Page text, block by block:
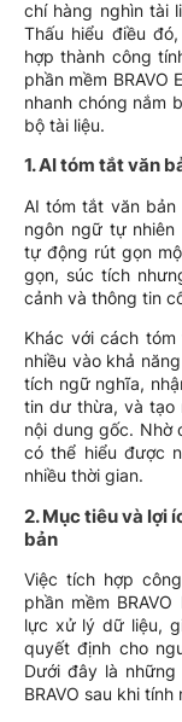
chí hàng nghìn tài
Thấu hiểu điều
hợp thành công
phần mềm BRAVO
nhanh chóng nắm
bộ tài liệu.
1. AI tóm tắt văn
AI tóm tắt văn
ngôn ngữ tự nhiên
tự động rút gọn
gọn, súc tích
cảnh và thông tin
Khác với cách
nhiều vào khả
tích ngữ nghĩa,
tin dư thừa, và tạo
nội dung gốc. Nhờ
có thể hiểu được
nhiều thời gian.
2. Mục tiêu và lợi
bản
Việc tích hợp
phần mềm
lực xử lý dữ liệu,
quyết định cho
Dưới đây là
BRAVO sau khi